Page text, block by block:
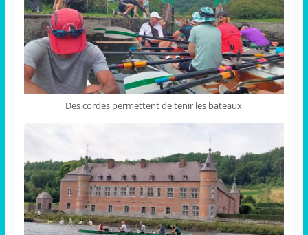
Des cordes permettent de tenir les bateaux